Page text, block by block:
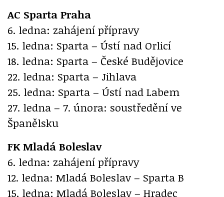
AC Sparta Praha
6. ledna: zahájení přípravy
15. ledna: Sparta – Ústí nad Orlicí
18. ledna: Sparta – České Budějovice
22. ledna: Sparta – Jihlava
25. ledna: Sparta – Ústí nad Labem
27. ledna – 7. února: soustředění ve
Španělsku
FK Mladá Boleslav
6. ledna: zahájení přípravy
12. ledna: Mladá Boleslav – Sparta B
15. ledna: Mladá Boleslav – Hradec